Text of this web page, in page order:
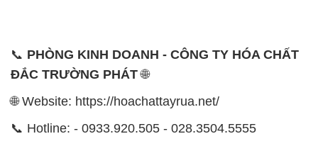
📞 PHÒNG KINH DOANH - CÔNG TY HÓA CHẤT
ĐẮC TRƯỜNG PHÁT🌐
🌐 Website: https://hoachattayrua.net/
📞 Hotline: - 0933.920.505 - 028.3504.5555